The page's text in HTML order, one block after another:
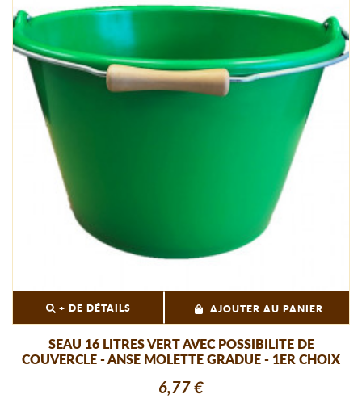
+ DE DÉTAILS AJOUTER AU PANIER
SEAU 16 LITRES VERT AVEC POSSIBILITE DE
COUVERCLE - ANSE MOLETTE GRADUE - 1ER CHOIX
6,77 €